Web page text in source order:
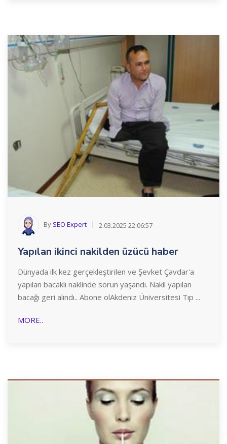
By SEO Expert 2.03.2025 22:06:57
Yapılan ikinci nakilden üzücü haber
Dünyada ilk kez gerçekleştirilen ve Şevket Çavdar'a
yapılan bacaklı naklinde sorun yaşandı. Nakil yapılan
bacağı geri alındı.. Abone olAkdeniz Üniversitesi Tıp ...
MORE..